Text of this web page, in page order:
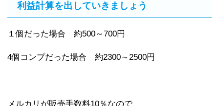
利益計算を出していきましょう
１個だった場合 約500～700円
4個コンプだった場合 約2300～2500円
メルカリが販売手数料10％なので